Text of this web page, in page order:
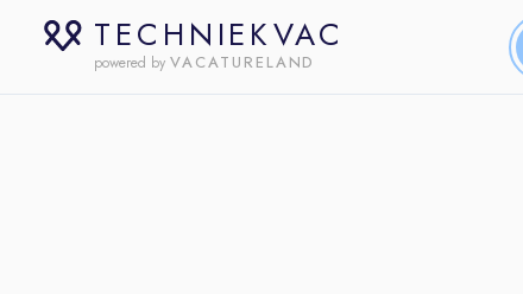
TECHNIEKVAC
powered by VACATURELAND